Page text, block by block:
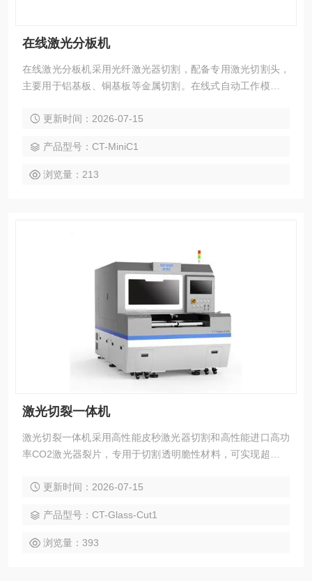
在线激光分板机
在线激光分板机采用光纤激光器切割，配备专用激光切割头，
主要用于铝基板、铜基板等金属切割。在线式自动工作模式，
质量好、精度高等优点，性能远高于市面同类产品。
更新时间：2026-07-15
产品型号：CT-MiniC1
浏览量：213
激光切裂一体机
激光切裂一体机采用高性能皮秒激光器切割和高性能进口高功
率CO2激光器裂片，专用于切割透明脆性材料，可实现超厚玻
工效率高、质量好、精度高，性能远高于市面同类产品。
更新时间：2026-07-15
产品型号：CT-Glass-Cut1
浏览量：393